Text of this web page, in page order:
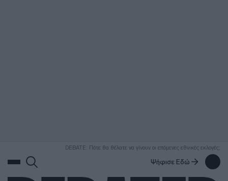
DEBATE: Πότε θα θέλατε να γίνουν οι επόμενες εθνικές εκλογές;
Ψήφισε Εδώ